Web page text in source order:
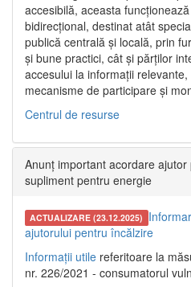
accesibilă, aceasta
bidirecțional, destinat atât
publică centrală și locală, prin
și bune practici, cât și părților
accesului la informații
mecanisme de participare și
Centrul de resurse
Anunț important acordare
supliment pentru energie
ACTUALIZARE (23.12.2025)
ajutorului pentru încălzire
Informații utile referitoare la
nr. 226/2021 - consumatorul